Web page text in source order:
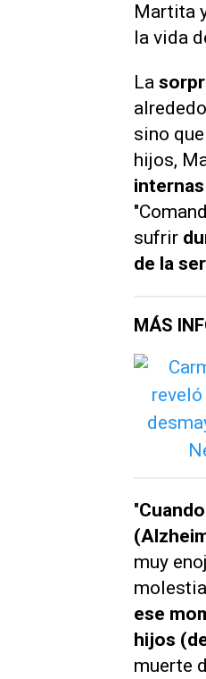
Martita
la vida
La
sino
hijos,
internas
sufrir
de la
MÁS
"
muy
ese
hijos
muerte